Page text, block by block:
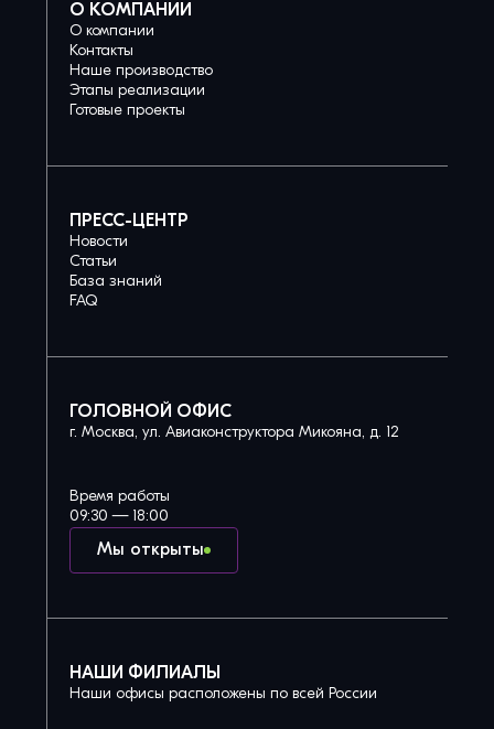
О КОМПАНИИ
О компании
Контакты
Наше производство
Этапы реализации
Готовые проекты
ПРЕСС-ЦЕНТР
Новости
Статьи
База знаний
FAQ
ГОЛОВНОЙ ОФИС
г. Москва, ул. Авиаконструктора Микояна, д. 12
Мы открыты
Время работы
09:30 — 18:00
НАШИ ФИЛИАЛЫ
Наши офисы расположены по всей России